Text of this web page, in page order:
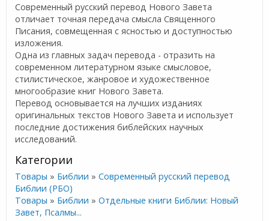
Современный русский перевод Нового Завета
отличает точная передача смысла Священного
Писания, совмещенная с ясностью и доступностью
изложения.
Одна из главных задач перевода - отразить на
современном литературном языке смысловое,
стилистическое, жанровое и художественное
многообразие книг Нового Завета.
Перевод основывается на лучших изданиях
оригинальных текстов Нового Завета и использует
последние достижения библейских научных
исследований.
Категории
Товары » Библии »Современный русский перевод
Библии (РБО)
Товары » Библии »Отдельные книги Библии: Новый
Завет, Псалмы...